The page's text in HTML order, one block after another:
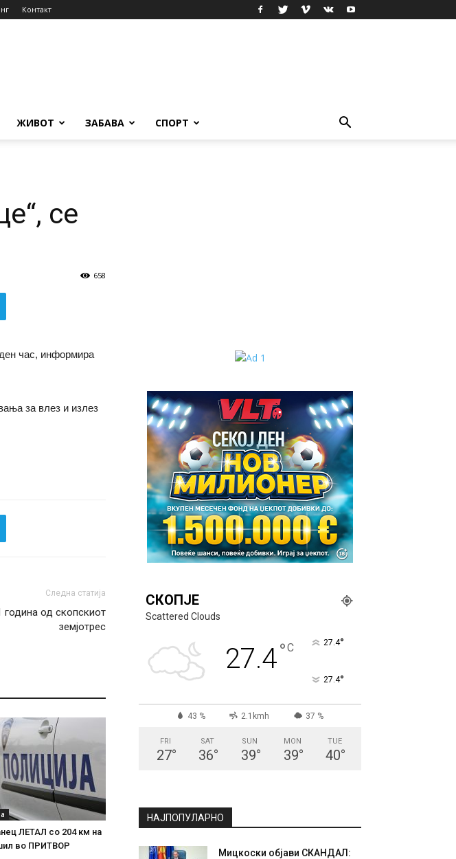
Контакт
ЖИВОТ ЗАБАВА СПОРТ
се
658
час, информира
за влез и излез
Следна статија
година од скопскиот
земјотрес
ЛЕТАЛ со 204 км на
во ПРИТВОР
СКОПЈЕ
Scattered Clouds
27.4°C 27.4°
27.4°
43 % 2.1kmh 37 %
FRI
27°
SAT
36°
SUN
39°
MON
39°
TUE
40°
НАЈПОПУЛАРНО
Мицкоски објави СКАНДАЛ: